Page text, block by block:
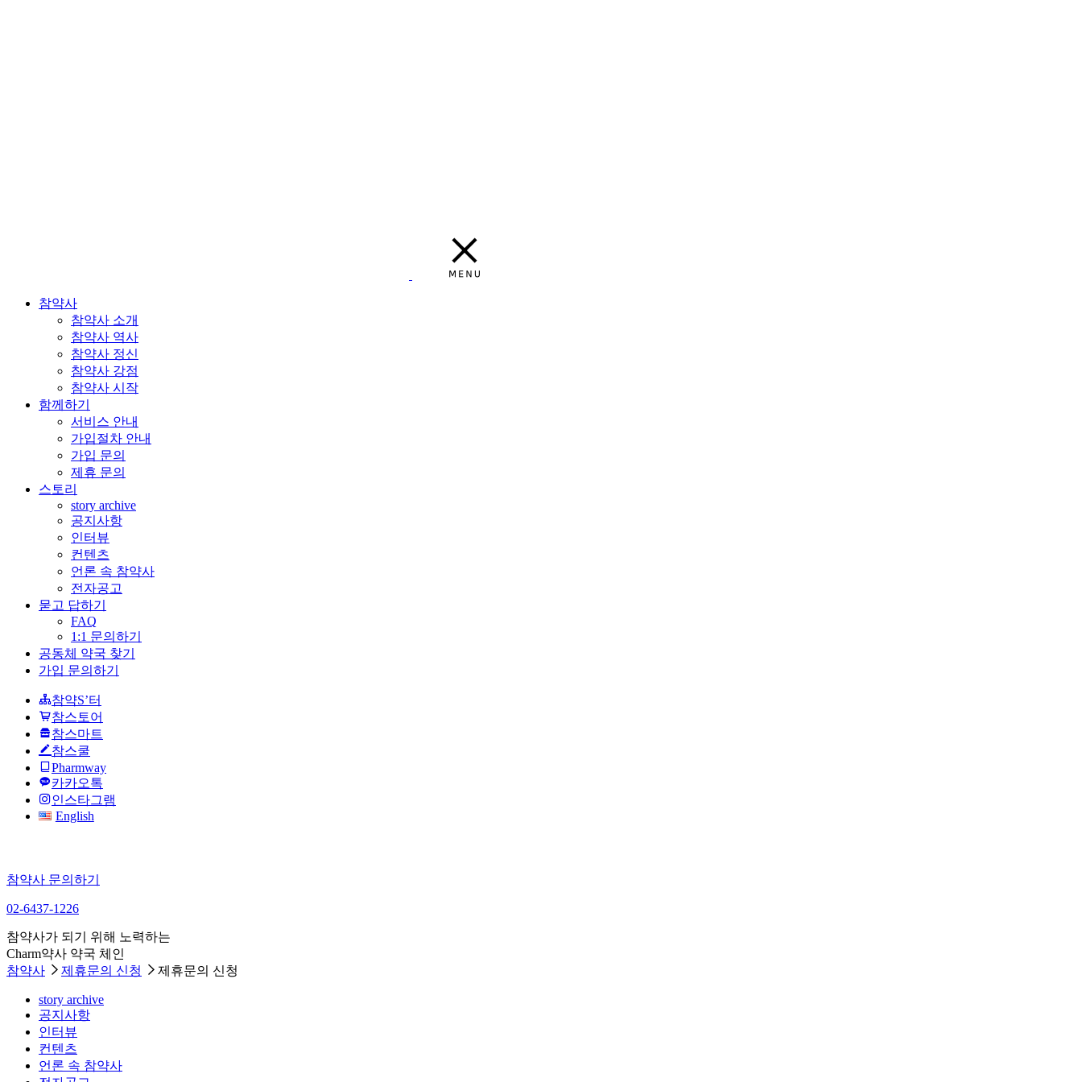
참약사
참약사 소개
참약사 역사
참약사 정신
참약사 강점
참약사 시작
함께하기
서비스 안내
가입절차 안내
가입 문의
제휴 문의
스토리
story archive
공지사항
인터뷰
컨텐츠
언론 속 참약사
전자공고
묻고 답하기
FAQ
1:1 문의하기
공동체 약국 찾기
가입 문의하기
참약S’터
참스토어
참스마트
참스쿨
Pharmway
카카오톡
인스타그램
English
참약사 문의하기
02-6437-1226
참약사가 되기 위해 노력하는
Charm약사 약국 체인
참약사
제휴문의 신청 제휴문의 신청
story archive
공지사항
인터뷰
컨텐츠
언론 속 참약사